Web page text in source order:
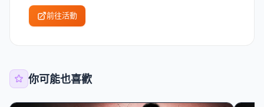
前往活動
你可能也喜歡